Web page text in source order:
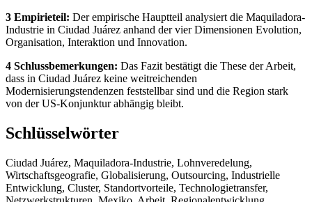
3 Empirieteil: Der empirische Hauptteil analysiert die Maquiladora-
Industrie in Ciudad Juárez anhand der vier Dimensionen Evolution,
Organisation, Interaktion und Innovation.
4 Schlussbemerkungen: Das Fazit bestätigt die These der Arbeit,
dass in Ciudad Juárez keine weitreichenden
Modernisierungstendenzen feststellbar sind und die Region stark
von der US-Konjunktur abhängig bleibt.
Schlüsselwörter
Ciudad Juárez, Maquiladora-Industrie, Lohnveredelung,
Wirtschaftsgeografie, Globalisierung, Outsourcing, Industrielle
Entwicklung, Cluster, Standortvorteile, Technologietransfer,